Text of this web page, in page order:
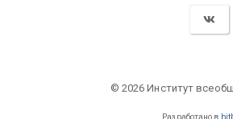
© 2026 Институт
Разработано в